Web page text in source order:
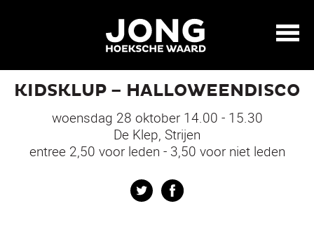
KIDSKLUP – HALLOWEENDISCO
woensdag 28 oktober 14.00 - 15.30
De Klep, Strijen
entree 2,50 voor leden - 3,50 voor niet leden
Twitter